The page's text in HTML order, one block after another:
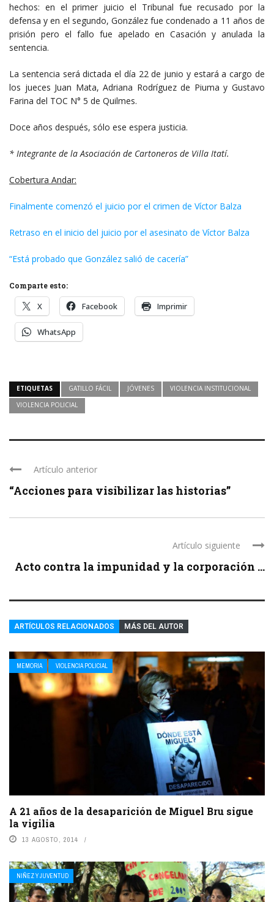
hechos: en el primer juicio el Tribunal fue recusado por la
defensa y en el segundo, González fue condenado a 11 años de
prisión pero el fallo fue apelado en Casación y anulada la
sentencia.
La sentencia será dictada el día 22 de junio y estará a cargo de
los jueces Juan Mata, Adriana Rodríguez de Piuma y Gustavo
Farina del TOC N° 5 de Quilmes.
Doce años después, sólo ese espera justicia.
* Integrante de la Asociación de Cartoneros de Villa Itatí.
Cobertura Andar:
Finalmente comenzó el juicio por el crimen de Víctor Balza
Retraso en el inicio del juicio por el asesinato de Víctor Balza
“Está probado que González salió de cacería”
Comparte esto:
X Facebook Imprimir
WhatsApp
ETIQUETAS GATILLO FÁCIL JÓVENES
VIOLENCIA INSTITUCIONAL
VIOLENCIA POLICIAL
Artículo anterior
“Acciones para visibilizar las historias”
Artículo siguiente
Acto contra la impunidad y la corporación ...
ARTÍCULOS RELACIONADOS MÁS DEL AUTOR
MEMORIA VIOLENCIA POLICIAL
A 21 años de la desaparición de Miguel Bru sigue
la vigilia
13 AGOSTO, 2014
NIÑEZ Y JUVENTUD